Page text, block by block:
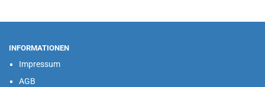
INFORMATIONEN
Impressum
AGB